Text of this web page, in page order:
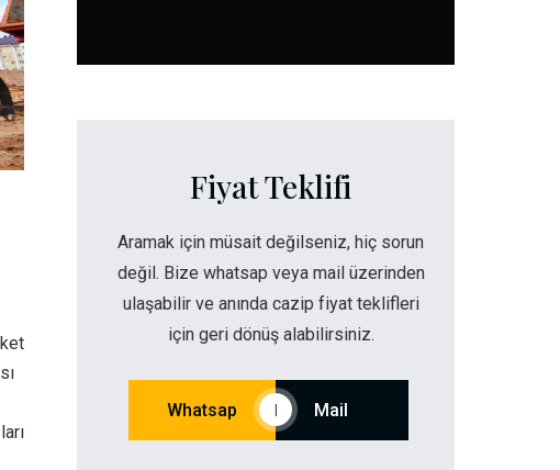
Fiyat Teklifi
Aramak için müsait değilseniz, hiç sorun
değil. Bize whatsap veya mail üzerinden
ulaşabilir ve anında cazip fiyat teklifleri
için geri dönüş alabilirsiniz.
Whatsap Mail